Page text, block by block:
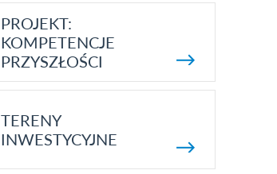
PROJEKT:
KOMPETENCJE
PRZYSZŁOŚCI
TERENY
INWESTYCYJNE